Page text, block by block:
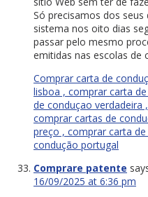
Só precisamos dos
sistema nos oito dias
passar pelo mesmo
emitidas nas escolas de
Comprar carta de
lisboa , comprar carta
de conduçao verdadeira
comprar cartas de
preço , comprar carta
condução portugal
Comprare patente
16/09/2025 at 6:36 pm